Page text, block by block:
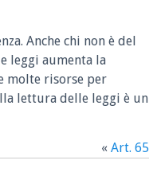
Anche chi non è del
leggi aumenta la
molte risorse per
lettura delle leggi è un
« Art. 65